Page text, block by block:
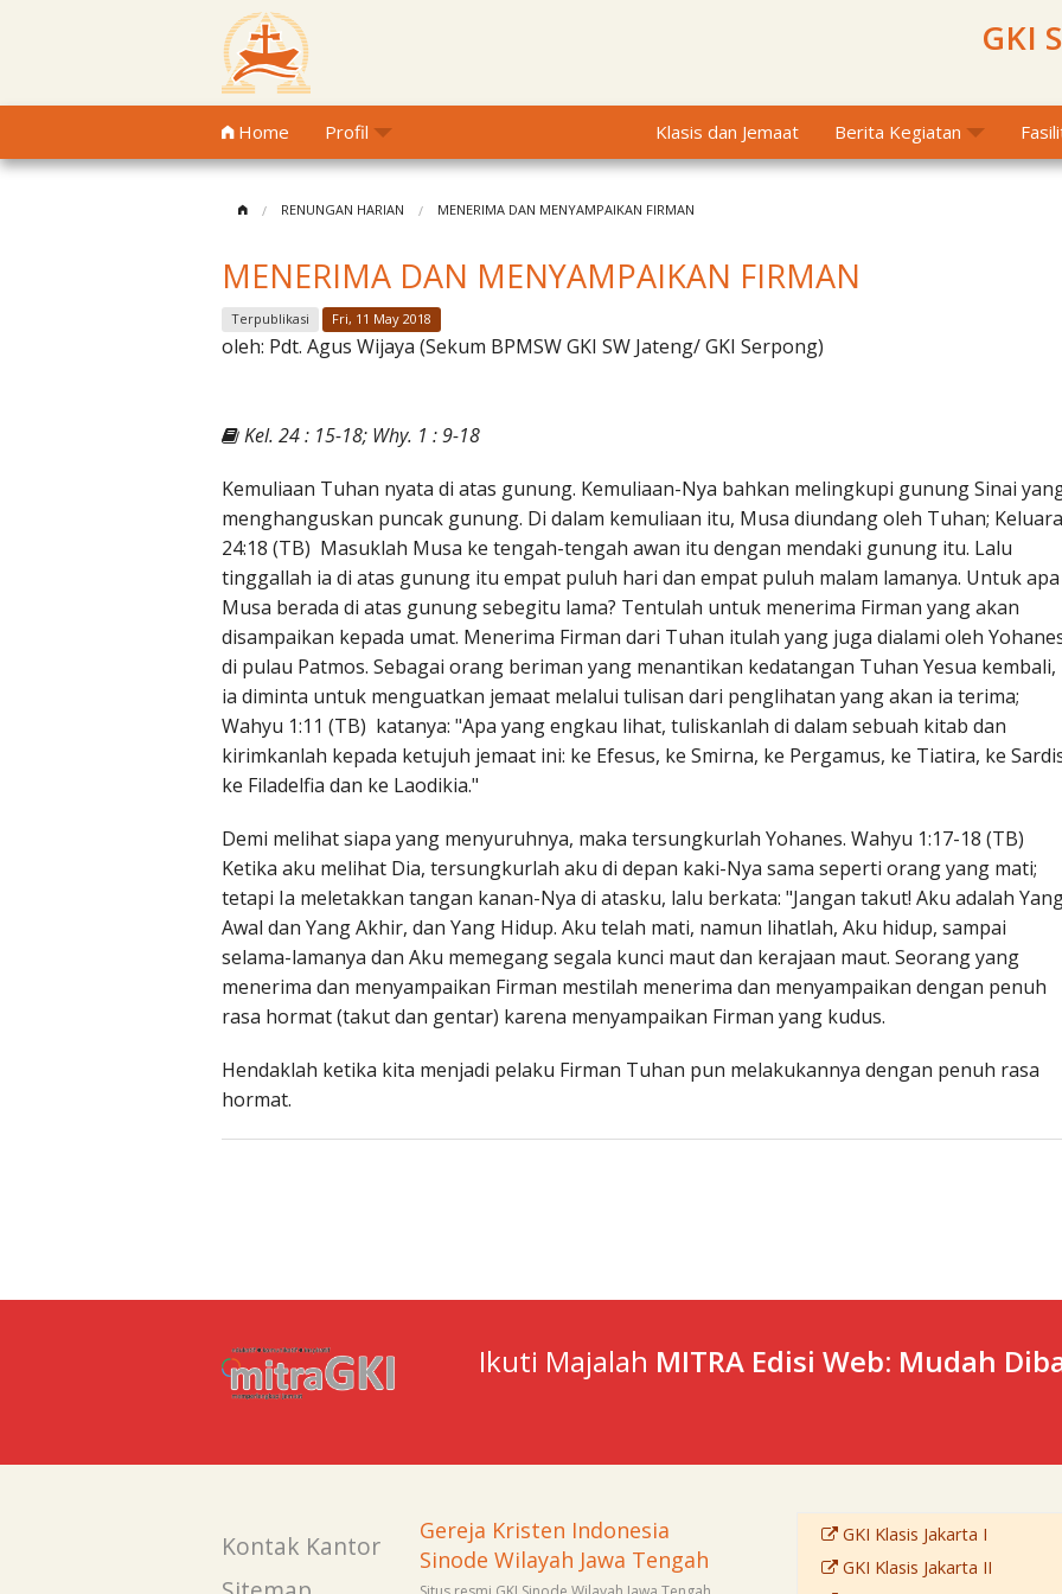
GKI
Home Profil Klasis dan Jemaat Berita Kegiatan
RENUNGAN HARIAN MENERIMA DAN MENYAMPAIKAN FIRMAN
MENERIMA DAN MENYAMPAIKAN FIRMAN
Terpublikasi Fri, 11 May 2018
oleh: Pdt. Agus Wijaya (Sekum BPMSW GKI SW Jateng/ GKI Serpong)
Kel. 24 : 15-18; Why. 1 : 9-18
Kemuliaan Tuhan nyata di atas gunung. Kemuliaan-Nya bahkan melingkupi gunung Sinai
menghanguskan puncak gunung. Di dalam kemuliaan itu, Musa diundang oleh Tuhan;
24:18 (TB) Masuklah Musa ke tengah-tengah awan itu dengan mendaki gunung itu. Lalu
tinggallah ia di atas gunung itu empat puluh hari dan empat puluh malam lamanya. Untuk apa
Musa berada di atas gunung sebegitu lama? Tentulah untuk menerima Firman yang akan
disampaikan kepada umat. Menerima Firman dari Tuhan itulah yang juga dialami oleh
di pulau Patmos. Sebagai orang beriman yang menantikan kedatangan Tuhan Yesua kembali,
ia diminta untuk menguatkan jemaat melalui tulisan dari penglihatan yang akan ia terima;
Wahyu 1:11 (TB) katanya: "Apa yang engkau lihat, tuliskanlah di dalam sebuah kitab dan
kirimkanlah kepada ketujuh jemaat ini: ke Efesus, ke Smirna, ke Pergamus, ke Tiatira, ke
ke Filadelfia dan ke Laodikia."
Demi melihat siapa yang menyuruhnya, maka tersungkurlah Yohanes. Wahyu 1:17-18 (TB)
Ketika aku melihat Dia, tersungkurlah aku di depan kaki-Nya sama seperti orang yang mati;
tetapi Ia meletakkan tangan kanan-Nya di atasku, lalu berkata: "Jangan takut! Aku adalah
Awal dan Yang Akhir, dan Yang Hidup. Aku telah mati, namun lihatlah, Aku hidup, sampai
selama-lamanya dan Aku memegang segala kunci maut dan kerajaan maut. Seorang yang
menerima dan menyampaikan Firman mestilah menerima dan menyampaikan dengan penuh
rasa hormat (takut dan gentar) karena menyampaikan Firman yang kudus.
Hendaklah ketika kita menjadi pelaku Firman Tuhan pun melakukannya dengan penuh rasa
hormat.
Ikuti Majalah MITRA Edisi Web: Mudah
Kontak Kantor
Gereja Kristen Indonesia
Sinode Wilayah Jawa Tengah
GKI Klasis Jakarta I
GKI Klasis Jakarta II